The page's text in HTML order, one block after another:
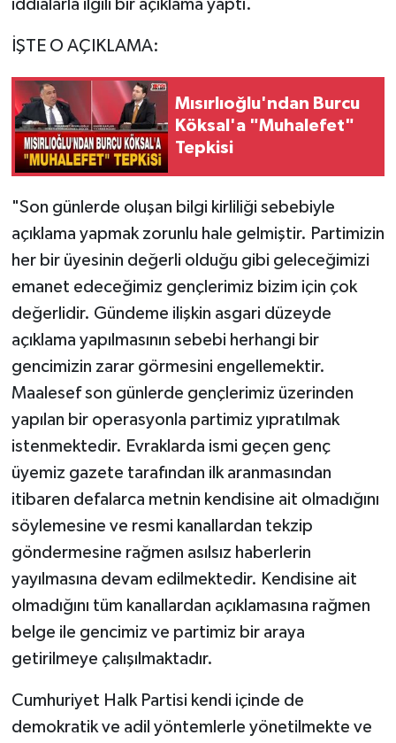
iddialarla ilgili bir açıklama yaptı.
İŞTE O AÇIKLAMA:
Mısırlıoğlu'ndan Burcu
Köksal'a "Muhalefet"
Tepkisi
"Son günlerde oluşan bilgi kirliliği sebebiyle
açıklama yapmak zorunlu hale gelmiştir. Partimizin
her bir üyesinin değerli olduğu gibi geleceğimizi
emanet edeceğimiz gençlerimiz bizim için çok
değerlidir. Gündeme ilişkin asgari düzeyde
açıklama yapılmasının sebebi herhangi bir
gencimizin zarar görmesini engellemektir.
Maalesef son günlerde gençlerimiz üzerinden
yapılan bir operasyonla partimiz yıpratılmak
istenmektedir. Evraklarda ismi geçen genç
üyemiz gazete tarafından ilk aranmasından
itibaren defalarca metnin kendisine ait olmadığını
söylemesine ve resmi kanallardan tekzip
göndermesine rağmen asılsız haberlerin
yayılmasına devam edilmektedir. Kendisine ait
olmadığını tüm kanallardan açıklamasına rağmen
belge ile gencimiz ve partimiz bir araya
getirilmeye çalışılmaktadır.
Cumhuriyet Halk Partisi kendi içinde de
demokratik ve adil yöntemlerle yönetilmekte ve